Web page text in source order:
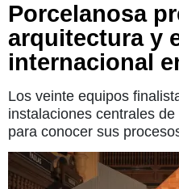
Porcelanosa
arquitectura y
internacional
Los veinte equipos
instalaciones centrales
para conocer sus